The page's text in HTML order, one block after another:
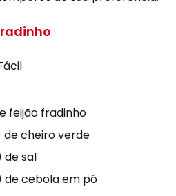
feijão fradinho
cheiro verde
de sal
de cebola em pó